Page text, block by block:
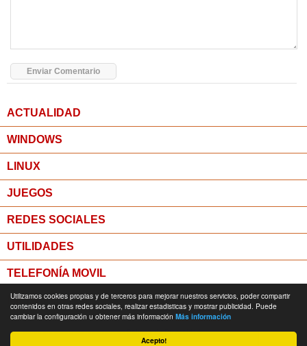
Acepto!
Utilizamos cookies propias y de terceros para mejorar nuestros servicios, poder compartir
contenidos en otras redes sociales, realizar estadisticas y mostrar publicidad. Puede
cambiar la configuración u obtener más información Más información
ACTUALIDAD
WINDOWS
LINUX
JUEGOS
REDES SOCIALES
UTILIDADES
TELEFONÍA MOVIL
MICROPOST
© Todos los derechos reservados -Política de Privacidad